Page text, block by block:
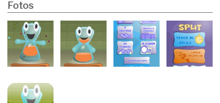
Fotos